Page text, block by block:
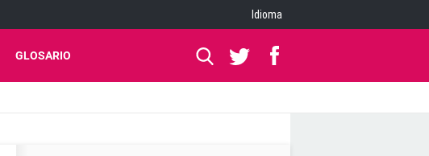
Idioma
GLOSARIO